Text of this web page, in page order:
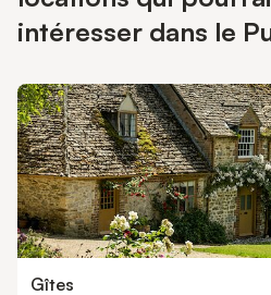
Estelle, Geoffrey, Milka le chat et
intéresser dans le
Gîtes